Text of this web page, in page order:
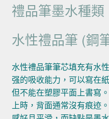
禮品筆墨水種類
水性禮品筆 (鋼
水性禮品筆筆芯填充有水
强的吸收能力，可以寫在
但不能在塑膠平面上書寫
上時，背面通常沒有痕迹